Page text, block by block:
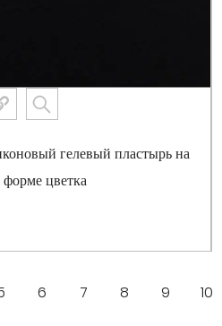
гелевый пластырь на
форме цветка
6 7 8 9 10